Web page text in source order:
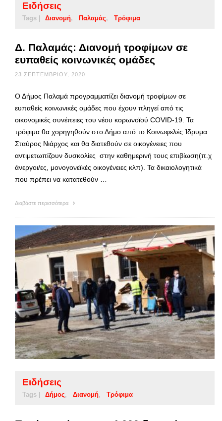
Ειδήσεις
Tags | Διανομή Παλαμάς Τρόφιμα
Δ. Παλαμάς: Διανομή τροφίμων σε
ευπαθείς κοινωνικές ομάδες
23 ΣΕΠΤΕΜΒΡΊΟΥ, 2020
Ο Δήμος Παλαμά προγραμματίζει διανομή τροφίμων σε
ευπαθείς κοινωνικές ομάδες που έχουν πληγεί από τις
οικονομικές συνέπειες του νέου κορωνοϊού COVID-19. Τα
τρόφιμα θα χορηγηθούν στο Δήμο από το Κοινωφελές Ίδρυμα
Σταύρος Νιάρχος και θα διατεθούν σε οικογένειες που
αντιμετωπίζουν δυσκολίες στην καθημερινή τους επιβίωση(π.χ
άνεργοι/ες, μονογονεϊκές οικογένειες κλπ). Τα δικαιολογητικά
που πρέπει να κατατεθούν …
Διαβάστε περισσότερα
Ειδήσεις
Tags | Δήμος Διανομή Τρόφιμα